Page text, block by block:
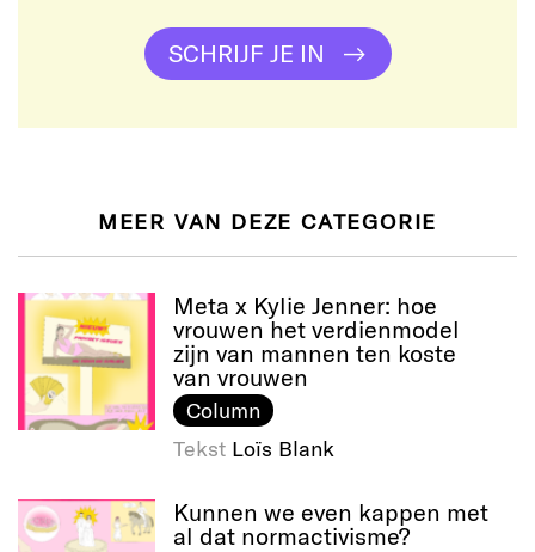
SCHRIJF JE IN
MEER VAN DEZE CATEGORIE
Meta x Kylie Jenner: hoe
vrouwen het verdienmodel
zijn van mannen ten koste
van vrouwen
Column
Tekst Loïs Blank
Kunnen we even kappen met
al dat normactivisme?